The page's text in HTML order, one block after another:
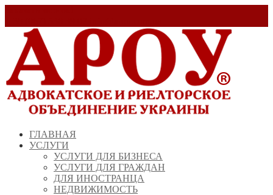
ГЛАВНАЯ
УСЛУГИ
УСЛУГИ ДЛЯ БИЗНЕСА
УСЛУГИ ДЛЯ ГРАЖДАН
ДЛЯ ИНОСТРАНЦА
НЕДВИЖИМОСТЬ